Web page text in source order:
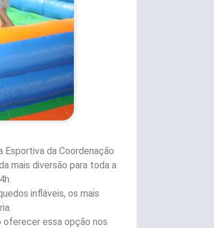
Esportiva da Coordenação
mais diversão para toda a
infláveis, os mais
oferecer essa opção nos